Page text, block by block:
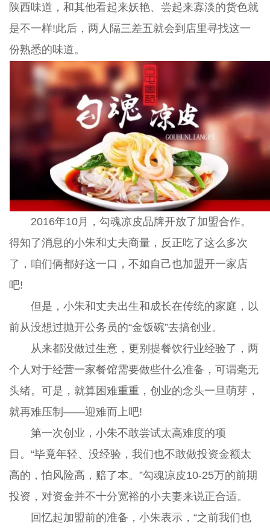
陕西味道，和其他看起来妖艳、尝起来寡淡的货色就
是不一样!此后，两人隔三差五就会到店里寻找这一
份熟悉的味道。
2016年10月，勾魂凉皮品牌开放了加盟合作。
得知了消息的小朱和丈夫商量，反正吃了这么多次
了，咱们俩都好这一口，不如自己也加盟开一家店
吧!
但是，小朱和丈夫出生和成长在传统的家庭，以
前从没想过抛开公务员的“金饭碗”去搞创业。
从来都没做过生意，更别提餐饮行业经验了，两
个人对于经营一家餐馆需要做些什么准备，可谓毫无
头绪。可是，就算困难重重，创业的念头一旦萌芽，
就再难压制——迎难而上吧!
第一次创业，小朱不敢尝试太高难度的项
目。“毕竟年轻、没经验，我们也不敢做投资金额太
高的，怕风险高，赔了本。”勾魂凉皮10-25万的前期
投资，对资金并不十分宽裕的小夫妻来说正合适。
回忆起加盟前的准备，小朱表示，“之前我们也